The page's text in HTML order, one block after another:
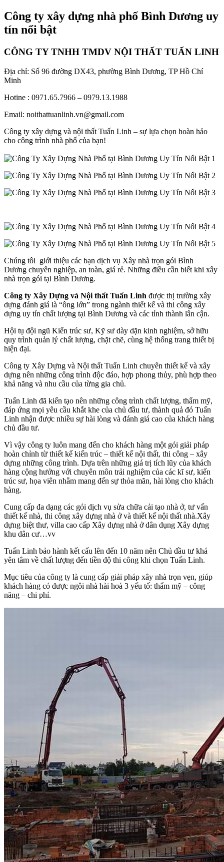
Công ty xây dựng nhà phố Bình Dương uy
tín nổi bật
CÔNG TY TNHH TMDV NỘI THẤT TUẤN LINH
Địa chỉ: Số 96 đường DX43, phường Bình Dương, TP Hồ Chí
Minh
Hotine : 0971.65.7966 – 0979.13.1988
Email: noithattuanlinh.vn@gmail.com
Công ty xây dựng và nội thất Tuấn Linh – sự lựa chọn hoàn hảo
cho công trình nhà phố của bạn!
Chúng tôi giới thiệu các bạn dịch vụ Xây nhà trọn gói Bình
Dương chuyên nghiệp, an toàn, giá rẻ. Những điều cần biết khi xây
nhà trọn gói tại Bình Dương.
Công ty Xây Dựng và Nội thất Tuấn Linh được thị trường xây
dựng đánh giá là “ông lớn” trong ngành thiết kế và thi công xây
dựng uy tín chất lượng tại Bình Dương và các tỉnh thành lân cận.
Hội tụ đội ngũ Kiến trúc sư, Kỹ sư dày dặn kinh nghiệm, sở hữu
quy trình quản lý chất lượng, chặt chẽ, cùng hệ thống trang thiết bị
hiện đại.
Công ty Xây Dựng và Nội thất Tuấn Linh chuyên thiết kế và xây
dựng nên những công trình độc đáo, hợp phong thủy, phù hợp theo
khả năng và nhu cầu của từng gia chủ.
Tuấn Linh đã kiến tạo nên những công trình chất lượng, thẩm mỹ,
đáp ứng mọi yêu cầu khắt khe của chủ đầu tư, thành quả đó Tuấn
Linh nhận được nhiều sự hài lòng và đánh giá cao của khách hàng
chủ đầu tư.
Vì vậy công ty luôn mang đến cho khách hàng một gói giải pháp
hoàn chỉnh từ thiết kế kiến trúc – thiết kế nội thất, thi công – xây
dựng những công trình. Dựa trên những giá trị tích lũy của khách
hàng cộng hưởng với chuyên môn trải nghiệm của các kĩ sư, kiến
trúc sư, họa viên nhằm mang đến sự thỏa mãn, hài lòng cho khách
hàng.
Cung cấp đa dạng các gói dịch vụ sửa chữa cải tạo nhà ở, tư vấn
thiết kế nhà, thi công xây dựng nhà ở và thiết kế nội thất nhà.Xây
dựng biệt thư, villa cao cấp Xây dựng nhà ở dân dụng Xây dựng
khu dân cư…vv
Tuấn Linh bảo hành kết cấu lên đến 10 năm nên Chủ đầu tư khá
yên tâm về chất lượng đến tiền độ thi công khi chọn Tuấn Linh.
Mục tiêu của công ty là cung cấp giải pháp xây nhà trọn vẹn, giúp
khách hàng có được ngôi nhà hài hoà 3 yếu tố: thẩm mỹ – công
năng – chi phí.